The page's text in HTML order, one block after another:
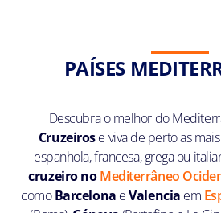
PAÍSES
Descubra o melhor do
Cruzeirose viva de perto as
espanhola, francesa, grega ou
cruzeiro no Mediterrâneo
comoBarcelona eValencia em